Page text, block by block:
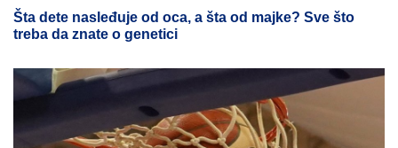
Šta dete nasleđuje od oca, a šta od majke? Sve što
treba da znate o genetici